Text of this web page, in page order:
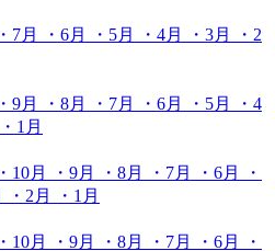
・7月 ・6月 ・5月 ・4月 ・3月
・2
・9月 ・8月 ・7月 ・6月 ・5月
・4
・1月
・10月 ・9月 ・8月 ・7月 ・6月
・
・2月
・1月
・10月 ・9月 ・8月 ・7月 ・6月
・